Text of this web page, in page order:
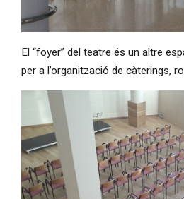
El “foyer” del teatre és un altre
per a l’organització de càterings,